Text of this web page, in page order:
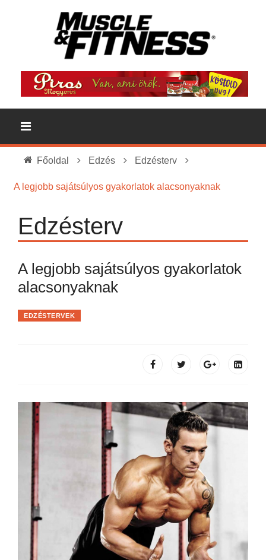
Főoldal Edzés Edzésterv
A legjobb sajátsúlyos gyakorlatok alacsonyaknak
Edzésterv
A legjobb sajátsúlyos gyakorlatok
alacsonyaknak
EDZÉSTERVEK